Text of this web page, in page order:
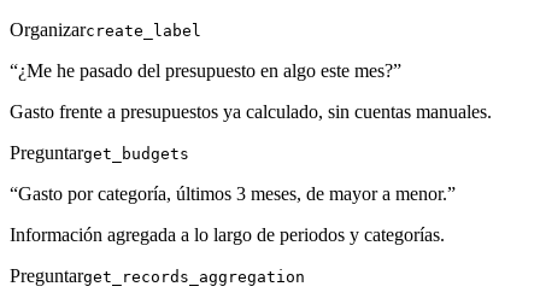
Organizarcreate_label
“¿Me he pasado del presupuesto en algo este mes?”
Gasto frente a presupuestos ya calculado, sin cuentas manuales.
Preguntarget_budgets
“Gasto por categoría, últimos 3 meses, de mayor a menor.”
Información agregada a lo largo de periodos y categorías.
Preguntarget_records_aggregation